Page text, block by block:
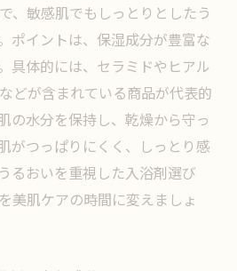
、敏感肌でもしっとりとしたう
ポイントは、保湿成分が豊富な
具体的には、セラミドやヒアル
どが含まれている商品が代表的
の水分を保持し、乾燥から守っ
がつっぱりにくく、しっとり感
るおいを重視した入浴剤選び
美肌ケアの時間に変えましょ